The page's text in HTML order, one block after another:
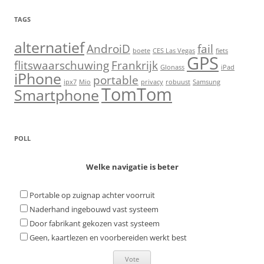
TAGS
alternatiefAndroiD boete CES Las Vegas fail fiets
flitswaarschuwing Frankrijk Glonass GPS iPad
iPhone ipx7 Mio portable privacy robuust Samsung
SmartphoneTomTom
POLL
Welke navigatie is beter
Portable op zuignap achter voorruit
Naderhand ingebouwd vast systeem
Door fabrikant gekozen vast systeem
Geen, kaartlezen en voorbereiden werkt best